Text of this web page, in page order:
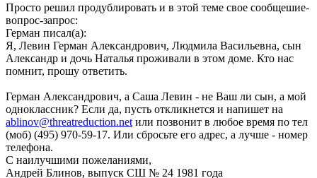
Просто решил продублировать и в этой теме свое сообщешие-
вопрос-запрос:
Герман писал(а):
Я, Левин Герман Александрович, Людмила Васильевна, сын
Александр и дочь Наталья проживали в этом доме. Кто нас
помнит, прошу ответить.
Герман Александрович, а Саша Левин - не Ваш ли сын, а мой
одноклассник? Если да, пусть откликнется и напишет на
ablinov@threatreduction.net или позвонит в любое время по тел
(моб) (495) 970-59-17. Или сбросьте его адрес, а лучше - номер
телефона.
С наилучшими пожеланиями,
Андрей Блинов, выпуск СШ № 24 1981 года